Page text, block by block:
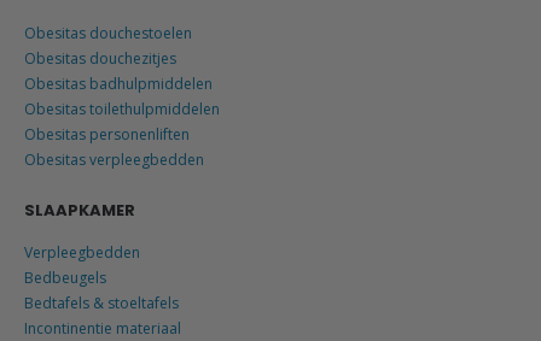
Obesitas douchestoelen
Obesitas douchezitjes
Obesitas badhulpmiddelen
Obesitas toilethulpmiddelen
Obesitas personenliften
Obesitas verpleegbedden
SLAAPKAMER
Verpleegbedden
Bedbeugels
Bedtafels & stoeltafels
Incontinentie materiaal